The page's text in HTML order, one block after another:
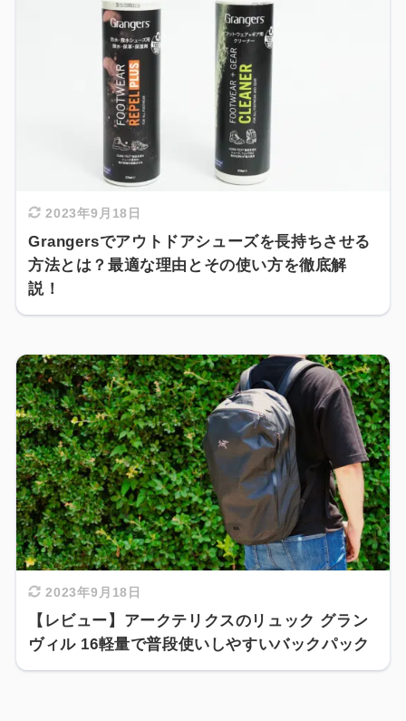
2023年9月18日
Grangersでアウトドアシューズを長持ちさせる
方法とは？最適な理由とその使い方を徹底解
説！
2023年9月18日
【レビュー】アークテリクスのリュック グラン
ヴィル 16軽量で普段使いしやすいバックパック